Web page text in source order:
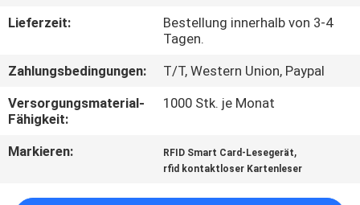
MIT
BITTE
UM
EIN
Lieferzeit:
Bestellung innerhalb von 3-4
Tagen.
Zahlungsbedingungen:
T/T, Western Union, Paypal
Versorgungsmaterial-
Fähigkeit:
1000 Stk. je Monat
Markieren: RFID Smart Card-Lesegerät,
rfid kontaktloser Kartenleser